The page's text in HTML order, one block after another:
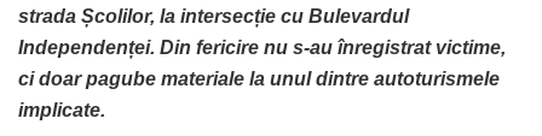
strada Școlilor, la intersecție cu Bulevardul
Independenței. Din fericire nu s-au înregistrat victime,
ci doar pagube materiale la unul dintre autoturismele
implicate.